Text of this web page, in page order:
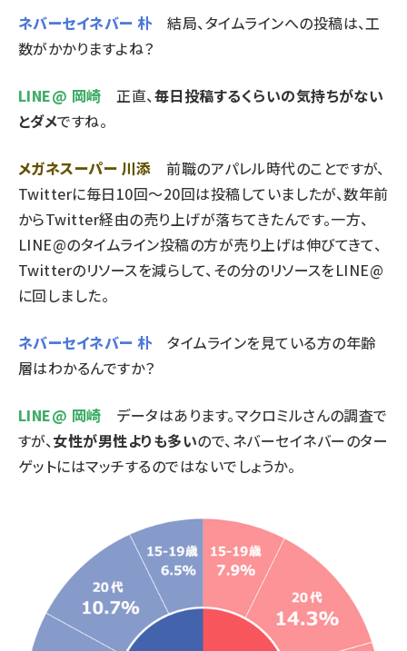
ネバーセイネバー 朴結局、タイムラインへの投稿は、工
数がかかりますよね？
LINE@ 岡崎 正直、毎日投稿するくらいの気持ちがない
とダメですね。
メガネスーパー 川添前職のアパレル時代のことですが、
Twitterに毎日10回～20回は投稿していましたが、数年前
からTwitter経由の売り上げが落ちてきたんです。一方、
LINE@のタイムライン投稿の方が売り上げは伸びてきて、
Twitterのリソースを減らして、その分のリソースをLINE@
に回しました。
ネバーセイネバー 朴タイムラインを見ている方の年齢
層はわかるんですか？
LINE@ 岡崎 データはあります。マクロミルさんの調査で
すが、女性が男性よりも多いので、ネバーセイネバーのター
ゲットにはマッチするのではないでしょうか。